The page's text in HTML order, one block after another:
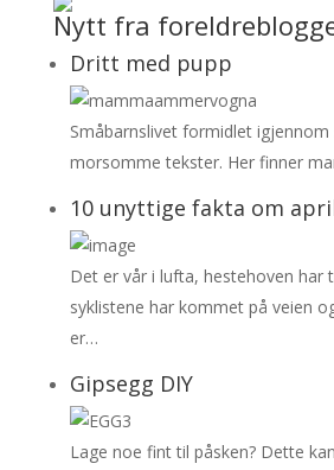
Nytt fra
Dritt med pupp
Småbarnslivet formidlet
morsomme tekster. Her finner
10 unyttige fakta om
Det er vår i lufta, hestehoven har
syklistene har kommet på veien
er…
Gipsegg DIY
Lage noe fint til påsken? Dette